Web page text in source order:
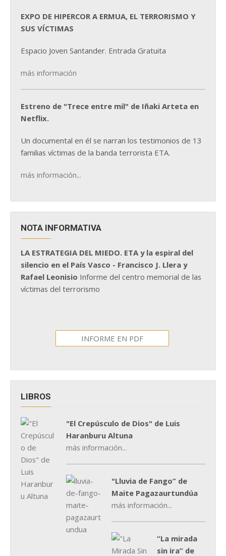
EXPO DE HIPERCOR A ERMUA, EL TERRORISMO Y
SUS VÍCTIMAS
Espacio Joven Santander. Entrada Gratuita
más información
Estreno de "Trece entre mil" de Iñaki Arteta en
Netflix.
Un documental en él se narran los testimonios de 13
familias víctimas de la banda terrorista ETA.
más información...
NOTA INFORMATIVA
LA ESTRATEGIA DEL MIEDO. ETA y la espiral del
silencio en el País Vasco - Francisco J. Llera y
Rafael Leonisio Informe del centro memorial de las
víctimas del terrorismo
INFORME EN PDF
LIBROS
"El Crepúsculo de Dios" de Luis
Haranburu Altuna
más información...
"Lluvia de Fango” de
Maite Pagazaurtundúa
más información...
“La mirada
sin ira” de